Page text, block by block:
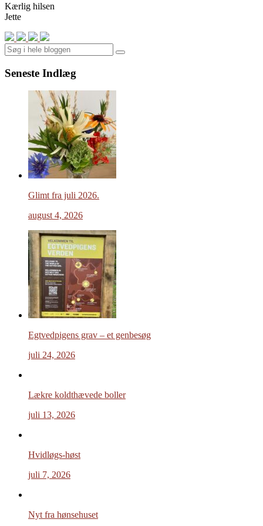
Kærlig hilsen
Jette
Search
Seneste Indlæg
Glimt fra juli 2026.
august 4, 2026
Egtvedpigens grav – et genbesøg
juli 24, 2026
Lækre koldthævede boller
juli 13, 2026
Hvidløgs-høst
juli 7, 2026
Nyt fra hønsehuset